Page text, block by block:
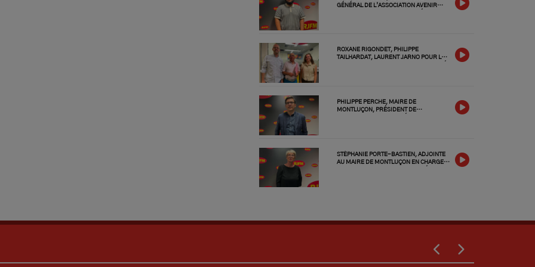
GÉNÉRAL DE L’ASSOCIATION AVENIR
ROXANE RIGONDET, PHILIPPE
TAILHARDAT, LAURENT JARNO POUR LE
PHILIPPE PERCHE, MAIRE DE
MONTLUÇON, PRÉSIDENT DE
STÉPHANIE PORTE-BASTIEN, ADJOINTE
AU MAIRE DE MONTLUÇON EN CHARGE